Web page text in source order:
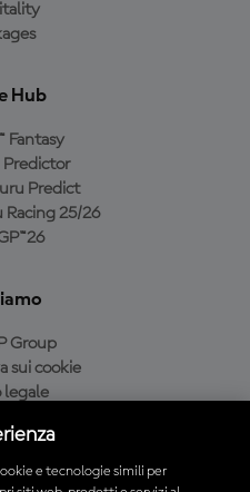
Hub
Fantasy
Predictor
Predict
Racing 25/26
Group
sui cookie
legale
acquisto
e tecnologie simili per